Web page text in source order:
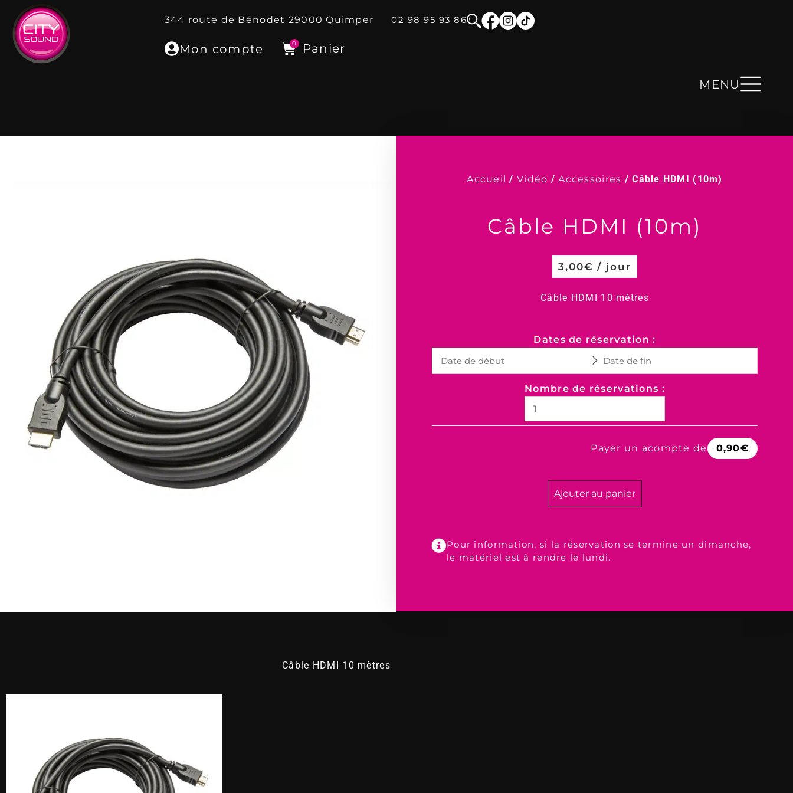
344 route de Bénodet 29000 Quimper 02 98 95 93 86
Mon compte 0 Panier
MENU
Accueil /Vidéo /Accessoires / Câble HDMI (10m)
Câble HDMI (10m)
3,00€ / jour
Câble HDMI 10 mètres
Dates de réservation :
Nombre de réservations :
Payer un acompte de 0,90€
Ajouter au panier
Pour information, si la réservation se termine un dimanche,
le matériel est à rendre le lundi.
Câble HDMI 10 mètres